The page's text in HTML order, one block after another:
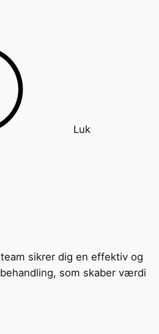
Luk
sikrer dig en effektiv og
som skaber værdi